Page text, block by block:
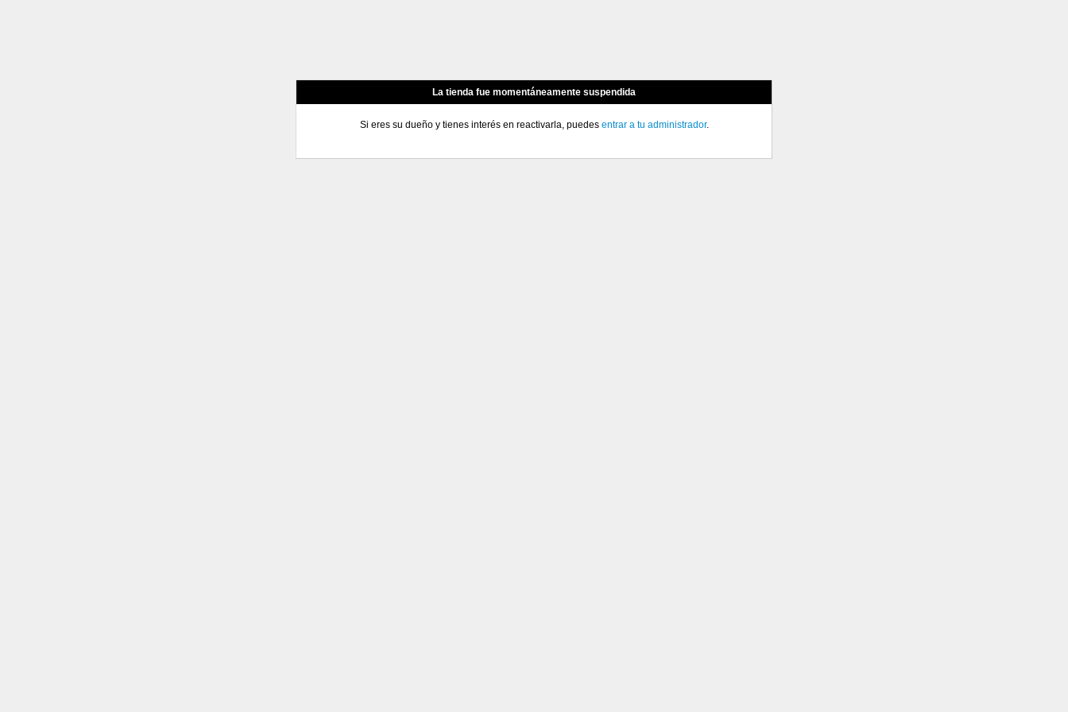
La tienda fue momentáneamente suspendida
Si eres su dueño y tienes interés en reactivarla, puedes entrar a tu administrador.